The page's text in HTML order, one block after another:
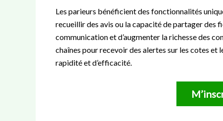
Les parieurs bénéficient des fonctionnalités
recueillir des avis ou la capacité de partager des
communication et d’augmenter la richesse des
chaînes pour recevoir des alertes sur les cotes et
rapidité et d’efficacité.